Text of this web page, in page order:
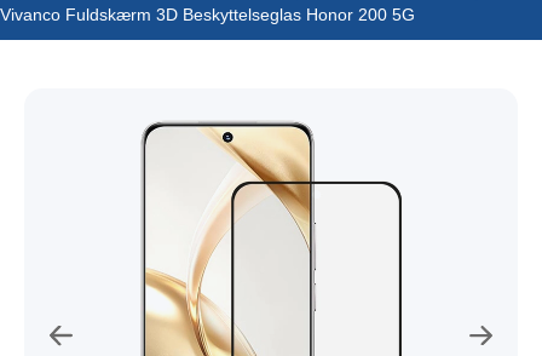
Vivanco Fuldskærm 3D Beskyttelseglas Honor 200 5G